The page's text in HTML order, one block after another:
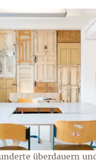
überdauern